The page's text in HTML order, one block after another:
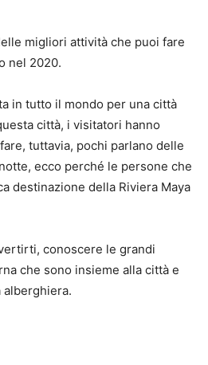
migliori attività che puoi fare
nel 2020.
in tutto il mondo per una città
città, i visitatori hanno
tuttavia, pochi parlano delle
ecco perché le persone che
destinazione della Riviera Maya
conoscere le grandi
che sono insieme alla città e
alberghiera.